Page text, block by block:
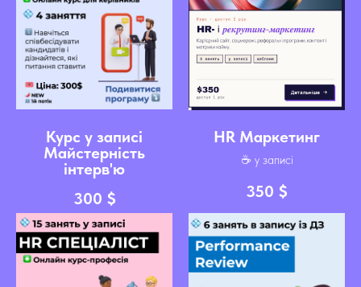
Курс у записі
Майстерність
інтерв'ю
300 $
HR Маркетинг
☕️ у записі
350 $